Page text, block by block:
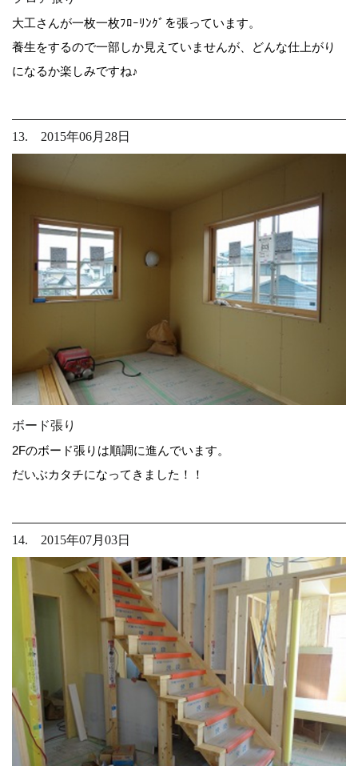
大工さんが一枚一枚ﾌﾛｰﾘﾝｸﾞを張っています。
養生をするので一部しか見えていませんが、どんな仕上がり
になるか楽しみですね♪
13. 2015年06月28日
ボード張り
2Fのボード張りは順調に進んでいます。
だいぶカタチになってきました！！
14. 2015年07月03日